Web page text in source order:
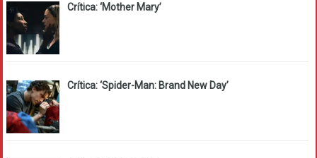
Crítica: ‘Mother Mary’
Crítica: ‘Spider-Man: Brand New Day’